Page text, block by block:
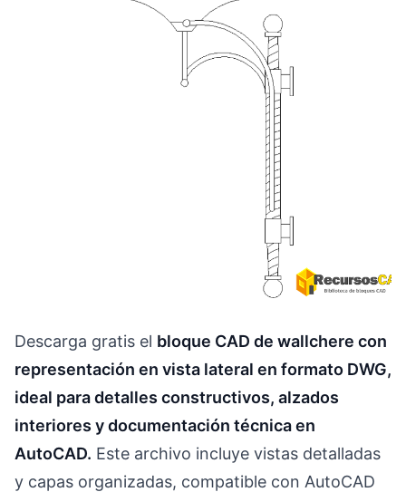
Descarga gratis el bloque CAD de wallchere con
representación en vista lateral en formato DWG,
ideal para detalles constructivos, alzados
interiores y documentación técnica en
AutoCAD. Este archivo incluye vistas detalladas
y capas organizadas, compatible con AutoCAD